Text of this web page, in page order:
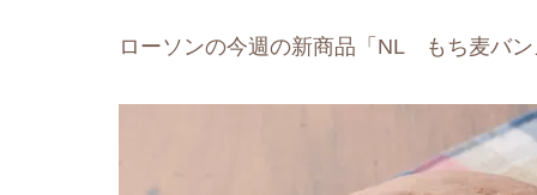
ローソンの今週の新商品「NL もち麦バ